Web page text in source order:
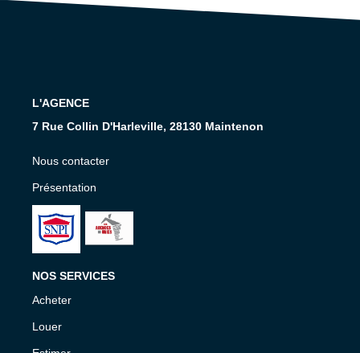
Nos Services
L'AGENCE
7 Rue Collin D'Harleville, 28130 Maintenon
Nous contacter
Présentation
NOS SERVICES
Acheter
Louer